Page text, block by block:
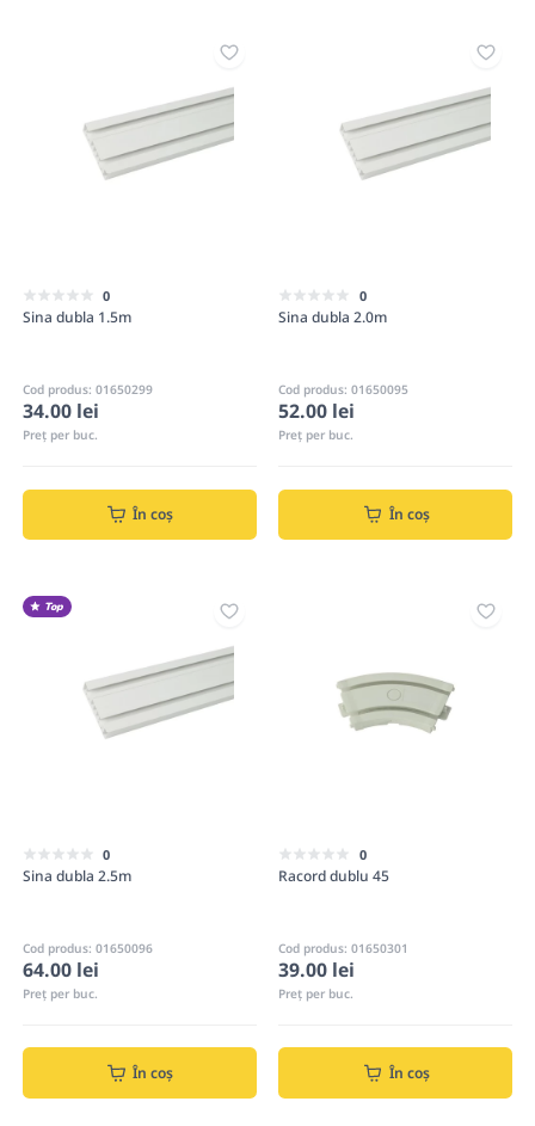
0
Sina dubla 1.5m
Cod produs: 01650299
34.00 lei
Preț per buc.
În coș
0
Sina dubla 2.0m
Cod produs: 01650095
52.00 lei
Preț per buc.
În coș
Top
0
Sina dubla 2.5m
Cod produs: 01650096
64.00 lei
Preț per buc.
În coș
0
Racord dublu 45
Cod produs: 01650301
39.00 lei
Preț per buc.
În coș